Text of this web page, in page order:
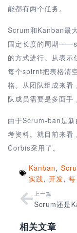
能都有两个任务。
Scrum和Kanban最
固定长度的周期
的方式进行。从表
每个spirnt把表格清
格。从团队组成来看
队成员需要是多面手
由于Scrum-ban是新
考资料。就目前来
Corbis采用了。
Kanban,
实践, 开发,
上一篇
相关文章